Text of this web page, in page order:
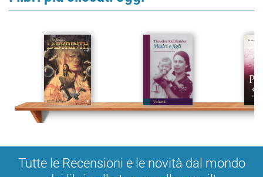
Tutte le Recensioni e le novità dal mondo